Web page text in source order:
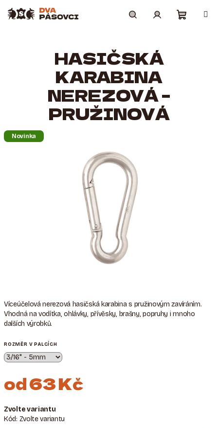
Víceúčelová nerezová hasičská karabina s pružinovým zavíráním.
Vhodná na vodítka, ohlávky, přívěsky, brašny, popruhy i mnoho
dalších výrobků.
ROZMĚR V PALCÍCH
od63 Kč
cena:
Zvolte variantu
Kód: Zvolte variantu
HASIČSKÁ
KARABINA
NEREZOVÁ –
PRUŽINOVÁ
Novinka